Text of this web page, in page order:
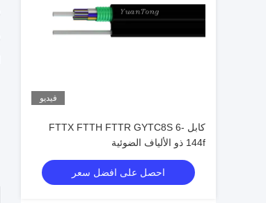
فيديو
كابل FTTX FTTH FTTR GYTC8S 6-
144f ذو الألياف الضوئية
احصل على افضل سعر